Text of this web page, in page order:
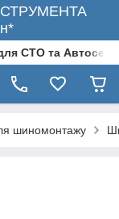
СТО та
шиномонтажу